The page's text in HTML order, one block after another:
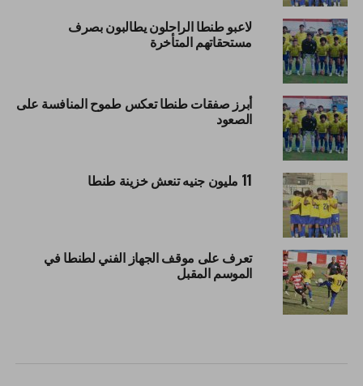
لاعبو طنطا الراحلون يطالبون بصرف
مستحقاتهم المتأخرة
أبرز صفقات طنطا تعكس طموح المنافسة على
الصعود
11 مليون جنيه تنعش خزينة طنطا
تعرف على موقف الجهاز الفني لطنطا في
الموسم المقبل